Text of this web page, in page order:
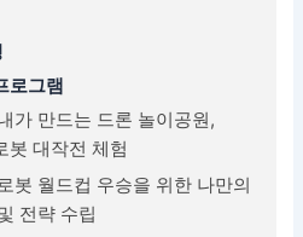
로그램
가 만드는 드론 놀이공원,
봇 대작전 체험
봇 월드컵 우승을 위한 나만의
전략 수립